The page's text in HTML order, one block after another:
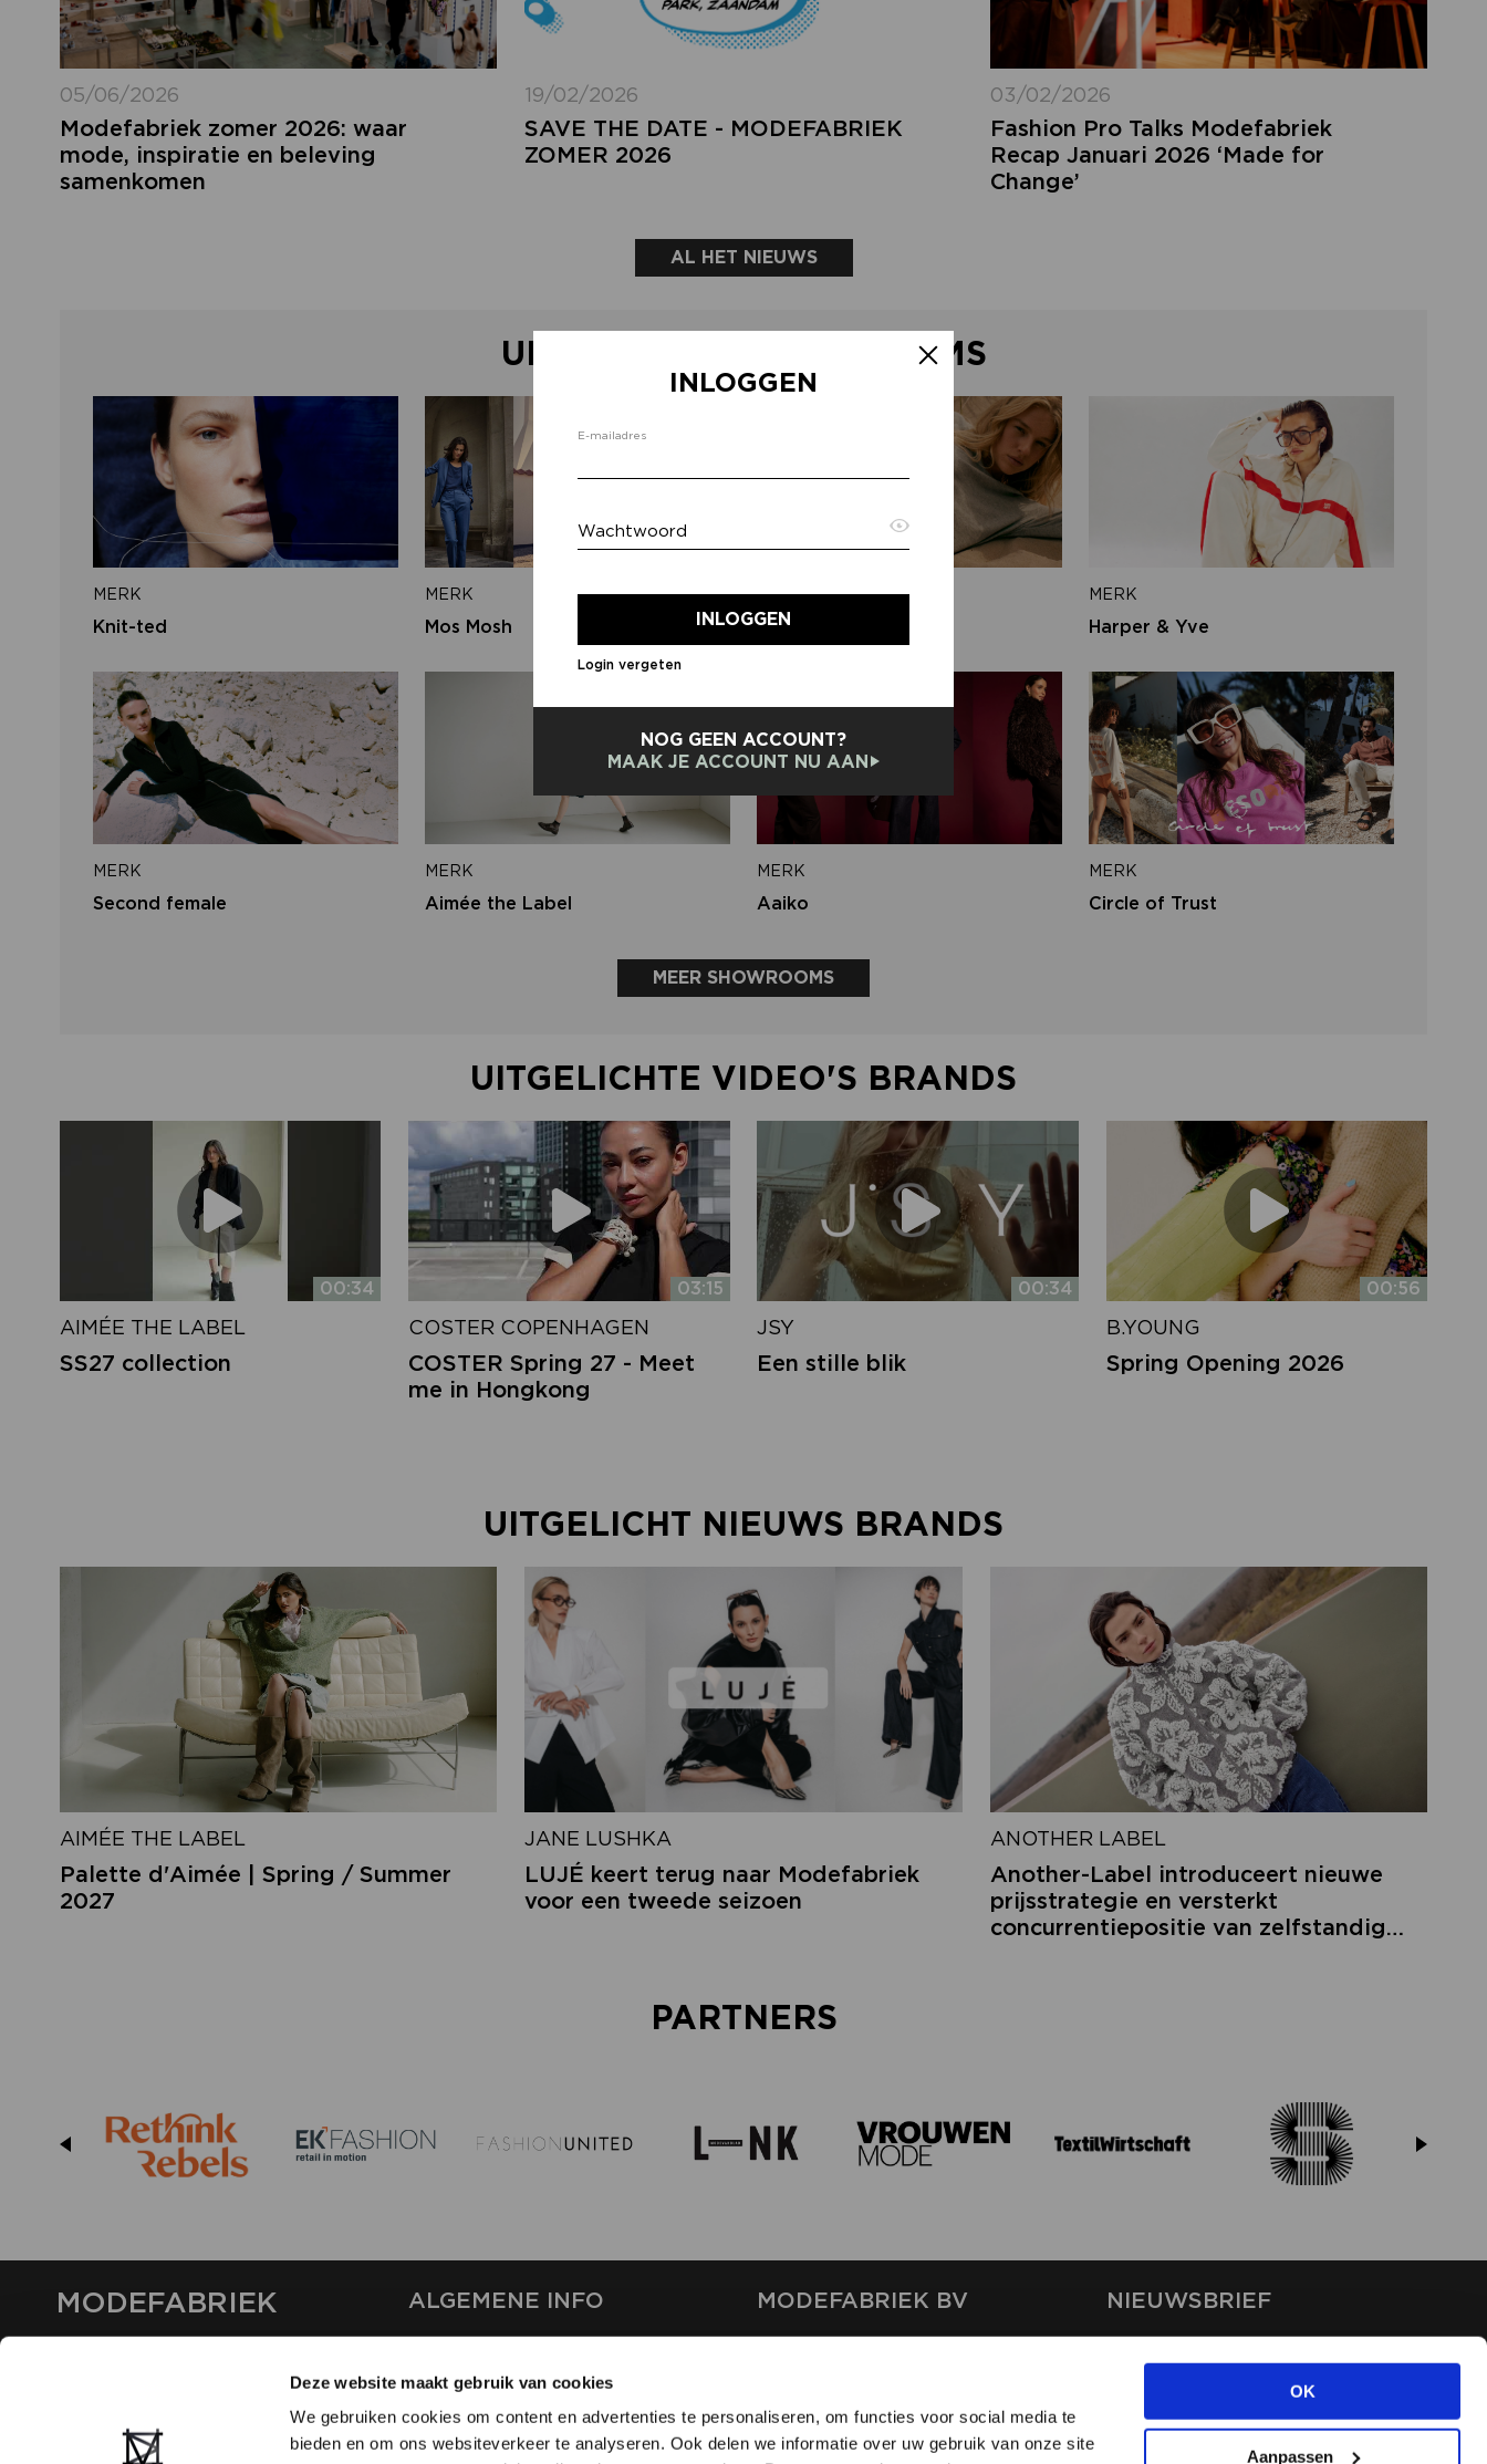
Deze website maakt gebruik van cookies
We gebruiken cookies om content en advertenties te personaliseren, om functies voor social media te
bieden en om ons websiteverkeer te analyseren. Ook delen we informatie over uw gebruik van onze site
OK
Aanpassen
INLOGGEN
E-mailadres
Wachtwoord
INLOGGEN
Login vergeten
Inloggegevens kwijt? Vul het e-mailadres in
dat hoort bij jouw account en klik op
E-mailadres
VERSTUUR
NOG GEEN ACCOUNT?
MAAK JE ACCOUNT NU AAN
05/06/2026
Modefabriek zomer 2026: waar
mode, inspiratie en beleving
samenkomen
19/02/2026
SAVE THE DATE - MODEFABRIEK
ZOMER 2026
03/02/2026
Fashion Pro Talks Modefabriek
Recap Januari 2026 ‘Made for
Change’
AL HET NIEUWS
UITGELICHTE SHOWROOMS
MERK
Knit-ted
MERK
Mos Mosh
MERK
PENN&INK N.Y
MERK
Harper & Yve
MERK
Second female
MERK
Aimée the Label
MERK
Aaiko
MERK
Circle of Trust
MEER SHOWROOMS
UITGELICHTE VIDEO'S BRANDS
00:34
AIMÉE THE LABEL
SS27 collection
03:15
COSTER COPENHAGEN
COSTER Spring 27 - Meet
me in Hongkong
00:34
JSY
Een stille blik
00:56
B.YOUNG
Spring Opening 2026
UITGELICHT NIEUWS BRANDS
AIMÉE THE LABEL
Palette d'Aimée | Spring / Summer
2027
JANE LUSHKA
LUJÉ keert terug naar Modefabriek
voor een tweede seizoen
ANOTHER LABEL
Another-Label introduceert nieuwe
prijsstrategie en versterkt
concurrentiepositie van zelfstandige
PARTNERS
MODEFABRIEK ALGEMENE INFO
CONTACT
PARTNERS
ADVERTEREN
MODEFABRIEK BV
SHIFT
NIEUWSBRIEF
laatste nieuws via de